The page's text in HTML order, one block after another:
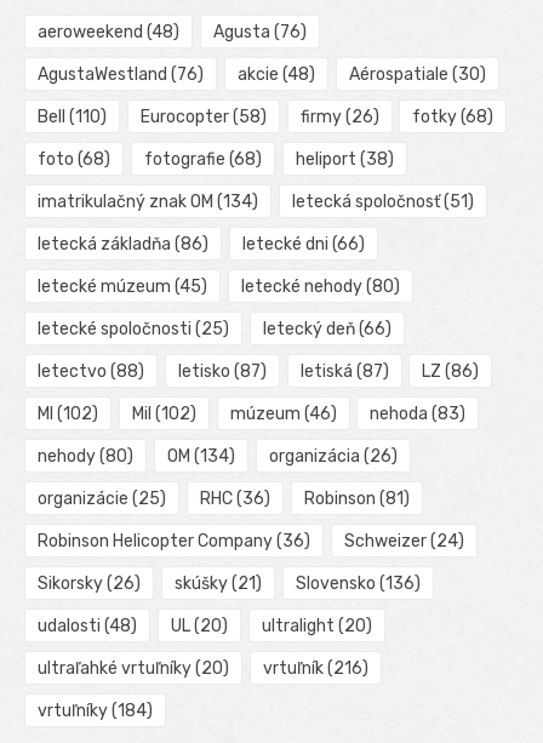
aeroweekend (48) Agusta (76)
AgustaWestland (76) akcie (48) Aérospatiale (30)
Bell (110) Eurocopter(58) firmy(26) fotky(68)
foto (68) fotografie (68) heliport (38)
imatrikulačný znak OM (134) letecká spoločnosť(51)
letecká základňa (86) letecké dni (66)
letecké múzeum (45) letecké nehody(80)
letecké spoločnosti (25) letecký deň(66)
letectvo (88) letisko (87) letiská (87) LZ (86)
MI (102) Mil (102) múzeum (46) nehoda (83)
nehody(80) OM (134) organizácia (26)
organizácie (25) RHC(36) Robinson (81)
Robinson Helicopter Company(36) Schweizer(24)
Sikorsky(26) skúšky(21) Slovensko (136)
udalosti (48) UL(20) ultralight (20)
ultraľahké vrtuľníky(20) vrtuľník(216)
vrtuľníky(184)